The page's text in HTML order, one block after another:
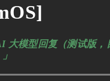
大模型回复（测试版，